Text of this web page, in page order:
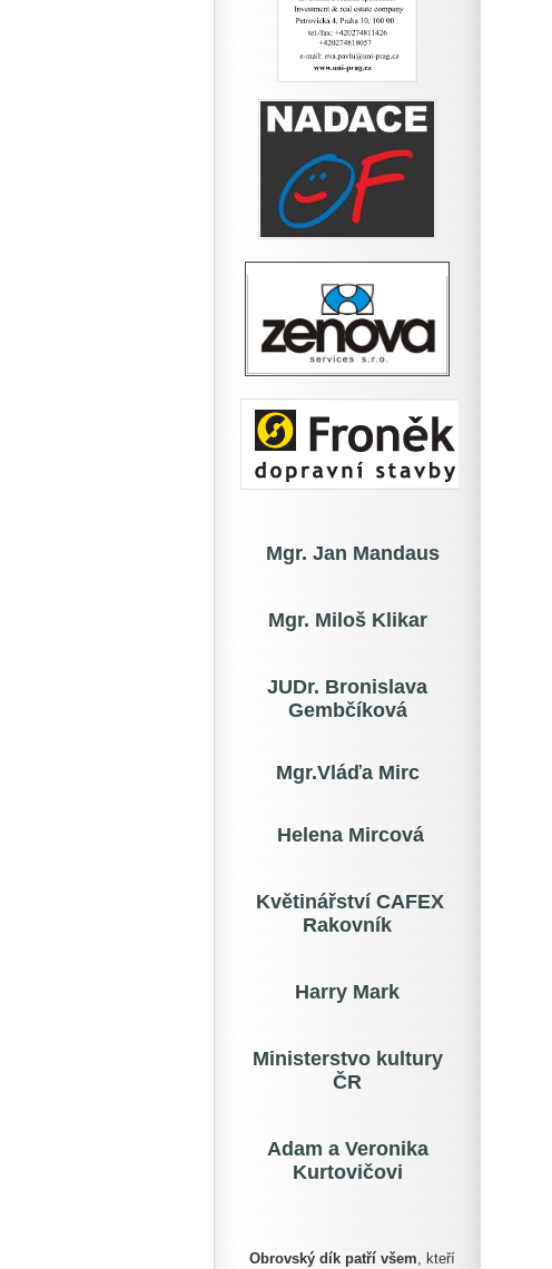
Mgr. Jan Mandaus
Mgr. Miloš Klikar
JUDr. Bronislava
Gembčíková
Mgr.Vláďa Mirc
Helena Mircová
Květinářství CAFEX
Rakovník
Harry Mark
Ministerstvo kultury
ČR
Adam a Veronika
Kurtovičovi
Obrovský dík patří všem, kteří